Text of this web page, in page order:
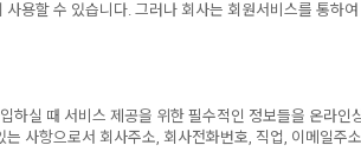
용할 수 있습니다. 그러나 회사는 회원서비스를 통
하실 때 서비스 제공을 위한 필수적인 정보들을 온라
사항으로서 회사주소, 회사전화번호, 직업, 이메일주